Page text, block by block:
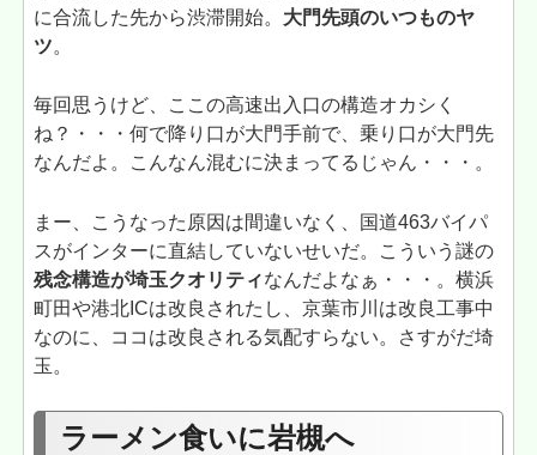
に合流した先から渋滞開始。 大門先頭のいつものヤ
ツ。
毎回思うけど、ここの高速出入口の構造オカシく
ね？・・・何で降り口が大門手前で、乗り口が大門先
なんだよ。こんなん混むに決まってるじゃん・・・。
まー、こうなった原因は間違いなく、国道463バイパ
スがインターに直結していないせいだ。こういう謎の
残念構造が埼玉クオリティなんだよなぁ・・・。横浜
町田や港北ICは改良されたし、京葉市川は改良工事中
なのに、ココは改良される気配すらない。さすがだ埼
玉。
ラーメン食いに岩槻へ